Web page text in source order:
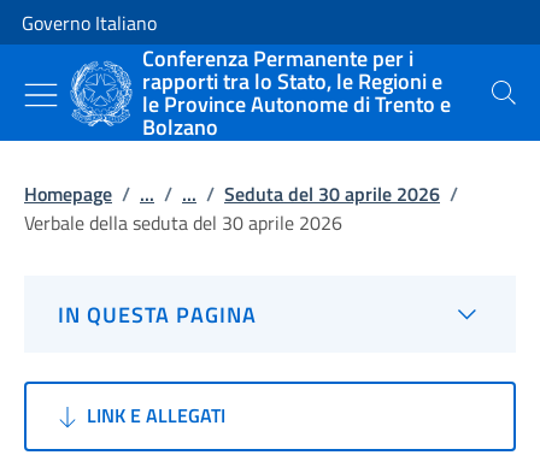
Vai al contenuto
Vai alla navigazione del sito
Governo Italiano
Conferenza Permanente per i
rapporti tra lo Stato, le Regioni e
le Province Autonome di Trento e
Bolzano
Cerca
Homepage / ... / ... / Seduta del 30 aprile 2026 /
Verbale della seduta del 30 aprile 2026
IN QUESTA PAGINA
LINK E ALLEGATI